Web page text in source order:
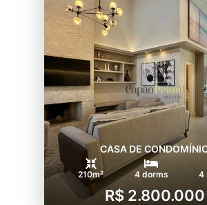
CASA DE
210m² 4 dorms 4
R$ 2.800.000